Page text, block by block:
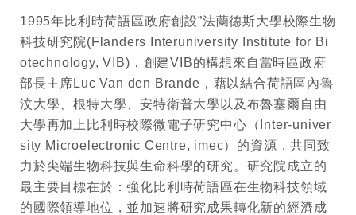
1995年比利時荷語區政府創設”法蘭德斯大學校際生物
科技研究院(Flanders Interuniversity Institute for Bi
otechnology, VIB) ， 創建VIB的構想來自當時區政府
部長主席 Luc Van den Brande ， 藉以結合荷語區內魯
汶大學、根特大學、安特衛普大學以及布魯塞爾自由
大學再加上比利時校際微電子研究中心（ Inter-univer
sity Microelectronic Centre, imec）的資源，共同致
力於尖端生物科技與生命科學的研究。研究院成立的
最主要目標在於：強化比利時荷語區在生物科技領域
的國際領導地位，並加速將研究成果轉化新的經濟成